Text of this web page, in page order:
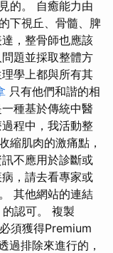
的。 自癒能力由
下視丘、骨髓、脾
，整骨師也應該
題並採取整體方
學上都與所有其
只有他們和諧的相
種基於傳統中醫
程中，我活動整
縮肌肉的激痛點，
不應用於診斷或
，請去看專家或
其他網站的連結
認可。 複製
須獲得Premium
過排除來進行的，